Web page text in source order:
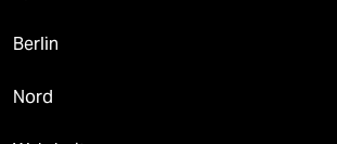
Berlin
Nord